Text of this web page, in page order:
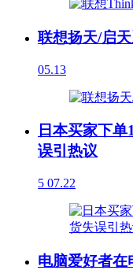
联想扬天/启
05.13
日本买家下
误引热议
5 07.22
电脑爱好者在